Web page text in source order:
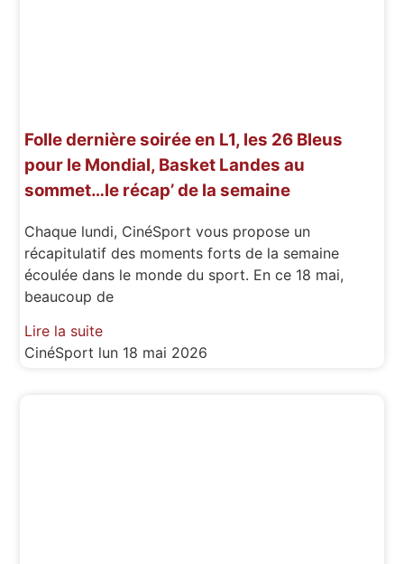
Folle dernière soirée en L1, les 26 Bleus
pour le Mondial, Basket Landes au
sommet…le récap’ de la semaine
Chaque lundi, CinéSport vous propose un
récapitulatif des moments forts de la semaine
écoulée dans le monde du sport. En ce 18 mai,
beaucoup de
Lire la suite
CinéSport lun 18 mai 2026